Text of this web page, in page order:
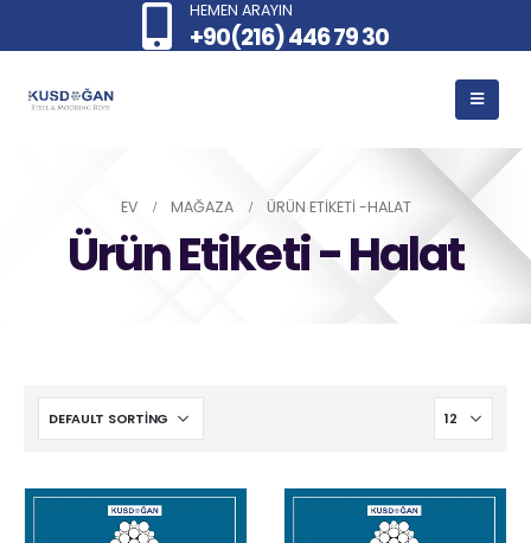
HEMEN ARAYIN
+90(216) 446 79 30
EV MAĞAZA ÜRÜN ETIKETI -HALAT
Ürün Etiketi - Halat